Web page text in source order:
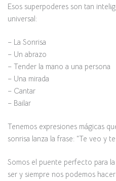
Esos superpoderes son tan
universal:
– La Sonrisa
– Un abrazo
– Tender la mano a una persona
– Una mirada
– Cantar
– Bailar
Tenemos expresiones mágicas
sonrisa lanza la frase: “Te veo y
Somos el puente perfecto para
ser y siempre nos podemos